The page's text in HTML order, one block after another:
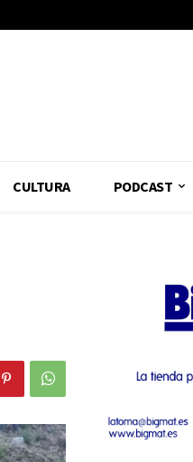
CULTURA PODCAST